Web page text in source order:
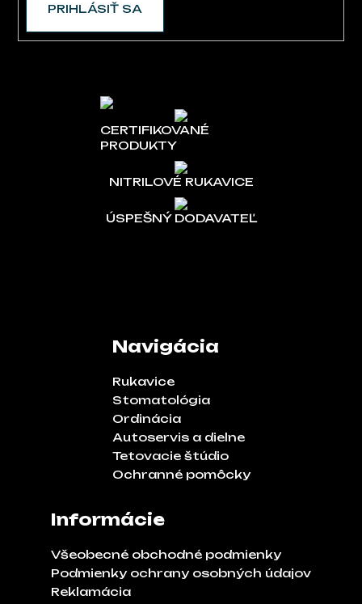
PRIHLÁSIŤ SA
CERTIFIKOVANÉ
PRODUKTY
NITRILOVÉ RUKAVICE
ÚSPEŠNÝ DODAVATEĽ
Navigácia
Rukavice
Stomatológia
Ordinácia
Autoservis a dielne
Tetovacie štúdio
Ochranné pomôcky
Informácie
Všeobecné obchodné podmienky
Podmienky ochrany osobných údajov
Reklamácia